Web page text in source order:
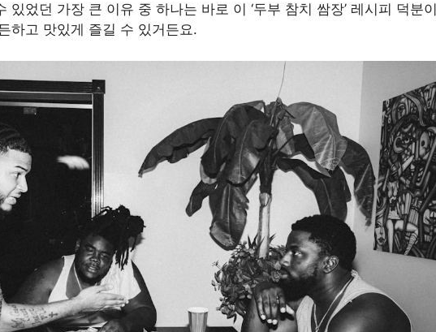
있었던 가장 큰 이유 중 하나는 바로 이 ‘두부 참치 쌈장’ 레시피 덕분이
하고 맛있게 즐길 수 있거든요.